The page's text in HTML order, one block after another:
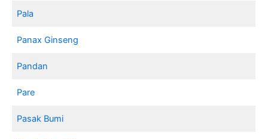
Pala
Panax Ginseng
Pandan
Pare
Pasak Bumi